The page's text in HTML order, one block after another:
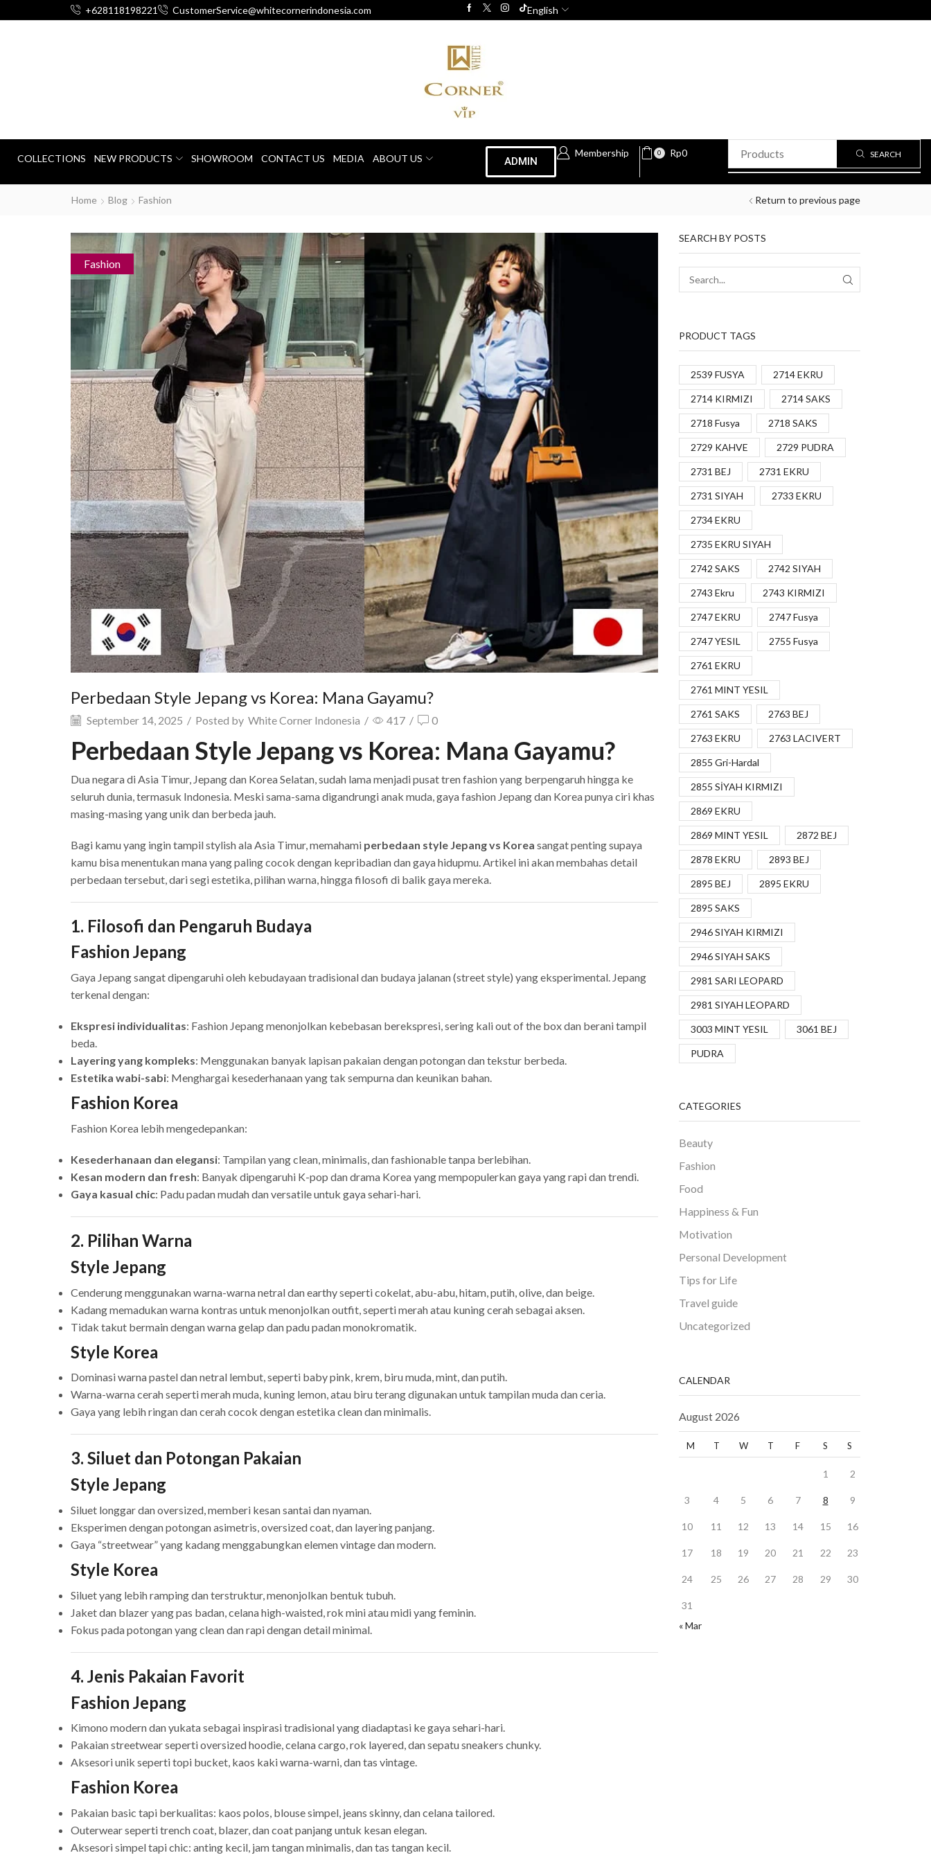
+628118198221 CustomerService@whitecornerindonesia.com English
COLLECTIONS NEW PRODUCTS SHOWROOM CONTACT US MEDIA ABOUT US ADMIN
Membership 0 Rp0 SEARCH
Return to previous page
Home Blog Fashion
Fashion
Perbedaan Style Jepang vs Korea: Mana Gayamu?
September 14, 2025 / Posted by White Corner Indonesia / 417 / 0
Perbedaan Style Jepang vs Korea: Mana Gayamu?
Dua negara di Asia Timur, Jepang dan Korea Selatan, sudah lama menjadi pusat tren fashion yang berpengaruh hingga ke
seluruh dunia, termasuk Indonesia. Meski sama-sama digandrungi anak muda, gaya fashion Jepang dan Korea punya ciri khas
masing-masing yang unik dan berbeda jauh.
Bagi kamu yang ingin tampil stylish ala Asia Timur, memahami perbedaan style Jepang vs Korea sangat penting supaya
kamu bisa menentukan mana yang paling cocok dengan kepribadian dan gaya hidupmu. Artikel ini akan membahas detail
perbedaan tersebut, dari segi estetika, pilihan warna, hingga filosofi di balik gaya mereka.
1. Filosofi dan Pengaruh Budaya
Fashion Jepang
Gaya Jepang sangat dipengaruhi oleh kebudayaan tradisional dan budaya jalanan (street style) yang eksperimental. Jepang
terkenal dengan:
Ekspresi individualitas: Fashion Jepang menonjolkan kebebasan berekspresi, sering kali out of the box dan berani tampil
beda.
Layering yang kompleks: Menggunakan banyak lapisan pakaian dengan potongan dan tekstur berbeda.
Estetika wabi-sabi: Menghargai kesederhanaan yang tak sempurna dan keunikan bahan.
Fashion Korea
Fashion Korea lebih mengedepankan:
Kesederhanaan dan elegansi: Tampilan yang clean, minimalis, dan fashionable tanpa berlebihan.
Kesan modern dan fresh: Banyak dipengaruhi K-pop dan drama Korea yang mempopulerkan gaya yang rapi dan trendi.
Gaya kasual chic: Padu padan mudah dan versatile untuk gaya sehari-hari.
2. Pilihan Warna
Style Jepang
Cenderung menggunakan warna-warna netral dan earthy seperti cokelat, abu-abu, hitam, putih, olive, dan beige.
Kadang memadukan warna kontras untuk menonjolkan outfit, seperti merah atau kuning cerah sebagai aksen.
Tidak takut bermain dengan warna gelap dan padu padan monokromatik.
Style Korea
Dominasi warna pastel dan netral lembut, seperti baby pink, krem, biru muda, mint, dan putih.
Warna-warna cerah seperti merah muda, kuning lemon, atau biru terang digunakan untuk tampilan muda dan ceria.
Gaya yang lebih ringan dan cerah cocok dengan estetika clean dan minimalis.
3. Siluet dan Potongan Pakaian
Style Jepang
Siluet longgar dan oversized, memberi kesan santai dan nyaman.
Eksperimen dengan potongan asimetris, oversized coat, dan layering panjang.
Gaya “streetwear” yang kadang menggabungkan elemen vintage dan modern.
Style Korea
Siluet yang lebih ramping dan terstruktur, menonjolkan bentuk tubuh.
Jaket dan blazer yang pas badan, celana high-waisted, rok mini atau midi yang feminin.
Fokus pada potongan yang clean dan rapi dengan detail minimal.
4. Jenis Pakaian Favorit
Fashion Jepang
Kimono modern dan yukata sebagai inspirasi tradisional yang diadaptasi ke gaya sehari-hari.
Pakaian streetwear seperti oversized hoodie, celana cargo, rok layered, dan sepatu sneakers chunky.
Aksesori unik seperti topi bucket, kaos kaki warna-warni, dan tas vintage.
Fashion Korea
Pakaian basic tapi berkualitas: kaos polos, blouse simpel, jeans skinny, dan celana tailored.
Outerwear seperti trench coat, blazer, dan coat panjang untuk kesan elegan.
Aksesori simpel tapi chic: anting kecil, jam tangan minimalis, dan tas tangan kecil.
SEARCH BY POSTS
PRODUCT TAGS
2539 FUSYA 2714 EKRU
2714 KIRMIZI 2714 SAKS
2718 Fusya 2718 SAKS
2729 KAHVE 2729 PUDRA
2731 BEJ 2731 EKRU
2731 SIYAH 2733 EKRU
2734 EKRU
2735 EKRU SIYAH
2742 SAKS 2742 SIYAH
2743 Ekru 2743 KIRMIZI
2747 EKRU 2747 Fusya
2747 YESIL 2755 Fusya
2761 EKRU
2761 MINT YESIL
2761 SAKS 2763 BEJ
2763 EKRU 2763 LACIVERT
2855 Gri-Hardal
2855 SİYAH KIRMIZI
2869 EKRU
2869 MINT YESIL 2872 BEJ
2878 EKRU 2893 BEJ
2895 BEJ 2895 EKRU
2895 SAKS
2946 SIYAH KIRMIZI
2946 SIYAH SAKS
2981 SARI LEOPARD
2981 SIYAH LEOPARD
3003 MINT YESIL 3061 BEJ
PUDRA
CATEGORIES
Beauty
Fashion
Food
Happiness & Fun
Motivation
Personal Development
Tips for Life
Travel guide
Uncategorized
CALENDAR
August 2026
M T W T F S S
1 2
3 4 5 6 7 8 9
10 11 12 13 14 15 16
17 18 19 20 21 22 23
24 25 26 27 28 29 30
31
« Mar